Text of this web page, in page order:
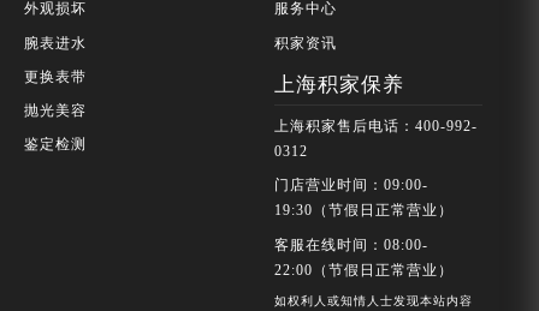
外观损坏
腕表进水
更换表带
抛光美容
鉴定检测
服务中心
积家资讯
上海积家保养
上海积家售后电话：400-992-
0312
门店营业时间：09:00-
19:30（节假日正常营业）
客服在线时间：08:00-
22:00（节假日正常营业）
如权利人或知情人士发现本站内容